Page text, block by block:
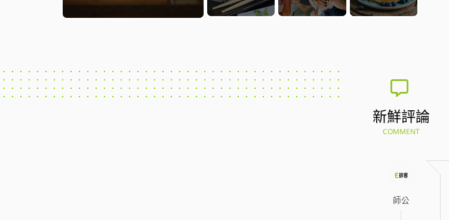
新鮮評論
COMMENT
師公